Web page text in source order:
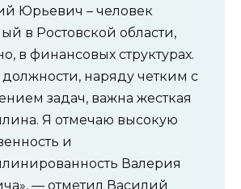
Юрьевич – человек
в Ростовской области,
в финансовых структурах.
должности, наряду четким с
задач, важна жесткая
Я отмечаю высокую
и
Валерия
— отметил Василий